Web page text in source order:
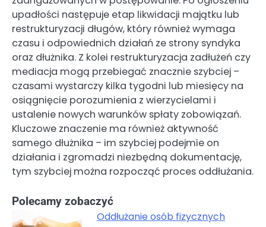
upadłości następuje etap likwidacji majątku lub
restrukturyzacji długów, który również wymaga
czasu i odpowiednich działań ze strony syndyka
oraz dłużnika. Z kolei restrukturyzacja zadłużeń czy
mediacja mogą przebiegać znacznie szybciej –
czasami wystarczy kilka tygodni lub miesięcy na
osiągnięcie porozumienia z wierzycielami i
ustalenie nowych warunków spłaty zobowiązań.
Kluczowe znaczenie ma również aktywność
samego dłużnika – im szybciej podejmie on
działania i zgromadzi niezbędną dokumentację,
tym szybciej można rozpocząć proces oddłużania.
Polecamy zobaczyć
Oddłużanie osób fizycznych